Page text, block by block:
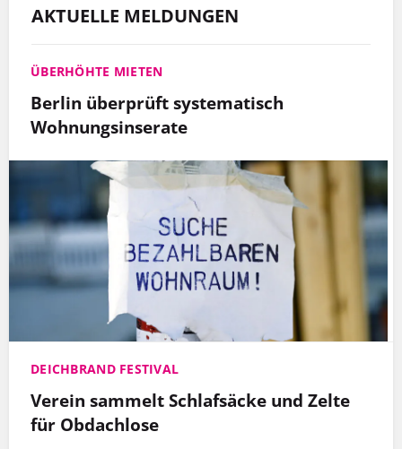
AKTUELLE MELDUNGEN
ÜBERHÖHTE MIETEN
Berlin überprüft systematisch
Wohnungsinserate
DEICHBRAND FESTIVAL
Verein sammelt Schlafsäcke und Zelte
für Obdachlose